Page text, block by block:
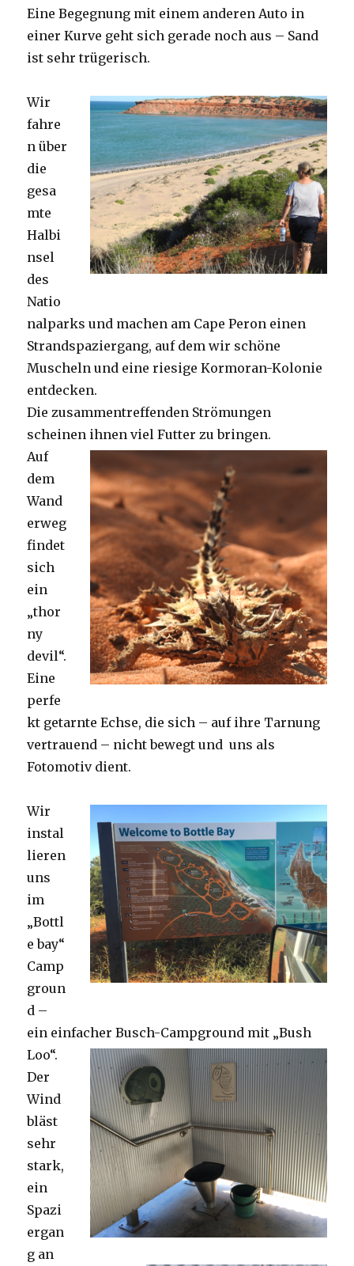
Eine Begegnung mit einem anderen Auto in
einer Kurve geht sich gerade noch aus – Sand
ist sehr trügerisch.
Wir
fahre
n über
die
gesa
mte
Halbi
nsel
des
Natio
nalparks und machen am Cape Peron einen
Strandspaziergang, auf dem wir schöne
Muscheln und eine riesige Kormoran-Kolonie
entdecken.
Die zusammentreffenden Strömungen
scheinen ihnen viel Futter zu bringen.
Auf
dem
Wand
erweg
findet
sich
ein
„thor
ny
devil“.
Eine
perfe
kt getarnte Echse, die sich – auf ihre Tarnung
vertrauend – nicht bewegt und uns als
Fotomotiv dient.
Wir
instal
lieren
uns
im
„Bottl
e bay“
Camp
groun
d –
ein einfacher Busch-Campground mit „Bush
Loo“.
Der
Wind
bläst
sehr
stark,
ein
Spazi
ergan
g an